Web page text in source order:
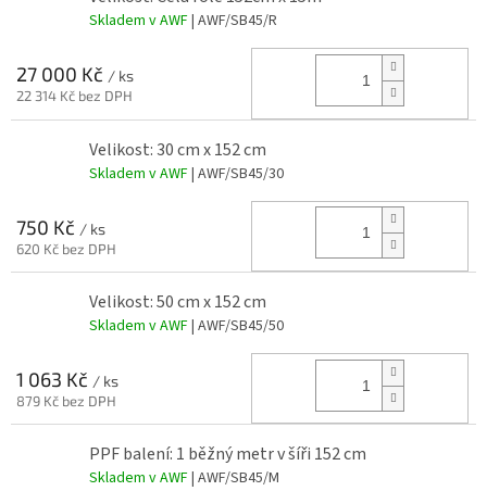
Skladem v AWF| AWF/SB45/R
27 000 Kč / ks
22 314 Kč bez DPH
Velikost: 30 cm x 152 cm
Skladem v AWF| AWF/SB45/30
750 Kč / ks
620 Kč bez DPH
Velikost: 50 cm x 152 cm
Skladem v AWF| AWF/SB45/50
1 063 Kč / ks
879 Kč bez DPH
PPF balení: 1 běžný metr v šíři 152 cm
Skladem v AWF| AWF/SB45/M